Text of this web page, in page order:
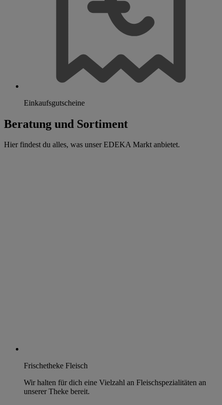
Einkaufsgutscheine
Beratung und Sortiment
Hier findest du alles, was unser EDEKA Markt anbietet.
Frischetheke Fleisch
Wir halten für dich eine Vielzahl an Fleischspezialitäten an
unserer Theke bereit.